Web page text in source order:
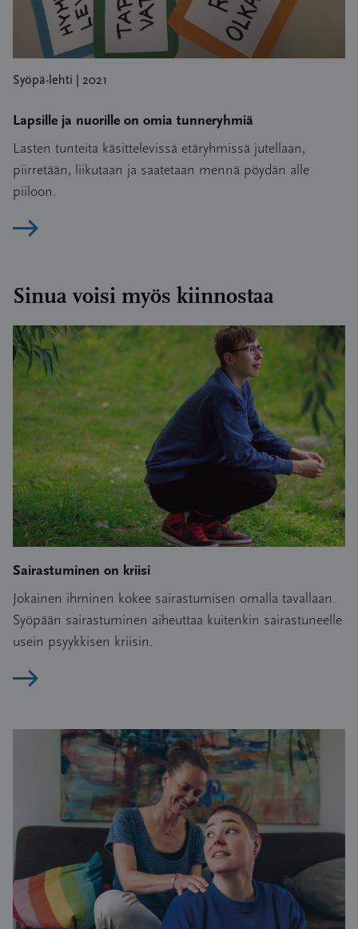
Syöpä-lehti | 2021
Lapsille ja nuorille on omia tunneryhmiä
Lasten tunteita käsittelevissä etäryhmissä jutellaan,
piirretään, liikutaan ja saatetaan mennä pöydän alle
piiloon.
Lue artikkeli
Sinua voisi myös kiinnostaa
Sairastuminen on kriisi
Jokainen ihminen kokee sairastumisen omalla tavallaan.
Syöpään sairastuminen aiheuttaa kuitenkin sairastuneelle
usein psyykkisen kriisin.
Lue artikkeli